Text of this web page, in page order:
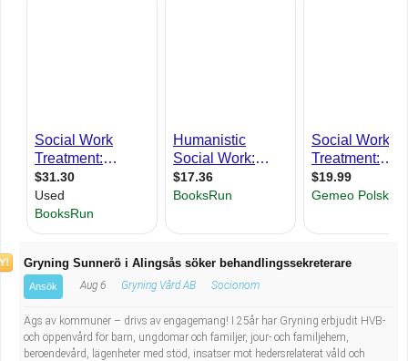
Kropps- och skönhetsvård
Kultur, media, design
Naturbruk
Naturvetenskapligt arbete
Budbilsförare
Tidningsbud/Tidningsdistributör
Taxiförare/Taxichaufför
Läkarsekreterare/Vårdadmin/Medicinsk
Gryning Sunnerö i Alingsås söker behandlingssekreterare
Ansök Aug 6 Gryning Vård AB Socionom
Ägs av kommuner – drivs av engagemang! I 25år har Gryning erbjudit HVB-
och öppenvård för barn, ungdomar och familjer, jour- och familjehem,
beroendevård, lägenheter med stöd, insatser mot hedersrelaterat våld och